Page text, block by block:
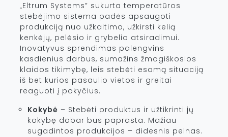
„Eltrum Systems” sukurta temperatūros
stebėjimo sistema padės apsaugoti
produkciją nuo užkaitimo, užkirsti kelią
kenkėjų, pelėsio ir grybelio atsiradimui.
Inovatyvus sprendimas palengvins
kasdienius darbus, sumažins žmogiškosios
klaidos tikimybę, leis stebėti esamą situaciją
iš bet kurios pasaulio vietos ir greitai
reaguoti į pokyčius.
Kokybė – Stebėti produktus ir užtikrinti jų
kokybę dabar bus paprasta. Mažiau
sugadintos produkcijos – didesnis pelnas.